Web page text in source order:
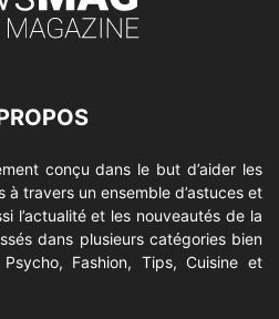
conçu dans le but d’aider les
à travers un ensemble d’astuces et
l’actualité et les nouveautés de la
dans plusieurs catégories bien
Fashion, Tips, Cuisine et